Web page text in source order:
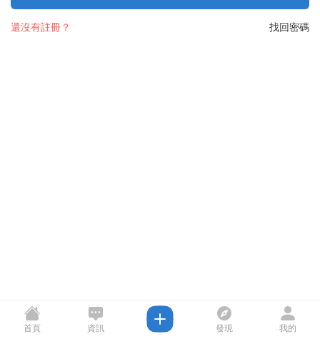
找回密碼
還沒有註冊？
首頁 資訊 發現 我的